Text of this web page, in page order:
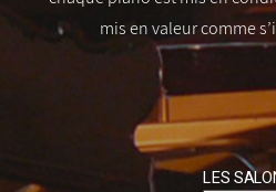
mis en valeur comme
LES